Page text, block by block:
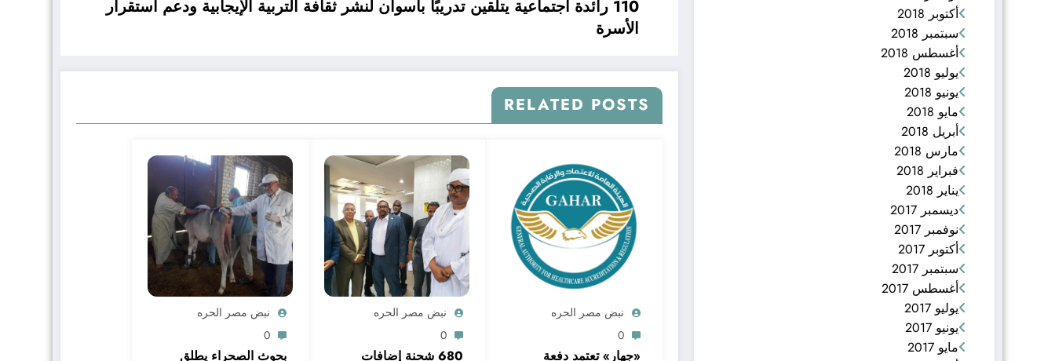
أكتوبر 2018
سبتمبر 2018
أغسطس 2018
يوليو 2018
يونيو 2018
مايو 2018
أبريل 2018
مارس 2018
فبراير 2018
يناير 2018
ديسمبر 2017
نوفمبر 2017
أكتوبر 2017
سبتمبر 2017
أغسطس 2017
يوليو 2017
يونيو 2017
مايو 2017
110 رائدة اجتماعية يتلقين تدريبًا بأسوان لنشر ثقافة التربية الإيجابية ودعم استقرار
الأسرة
RELATED POSTS
نبض مصر الحره
0
«جهار» تعتمد دفعة
نبض مصر الحره
0
680 شحنة إضافات
نبض مصر الحره
0
بحوث الصحراء يطلق